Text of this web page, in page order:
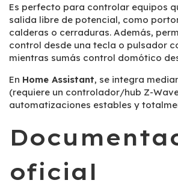
Es perfecto para controlar equipos
salida libre de potencial, como
calderas o cerraduras. Además,
control desde una tecla o pulsador
mientras sumás control domótico
En Home Assistant, se integra
(requiere un controlador/hub Z-
automatizaciones estables y
oficial